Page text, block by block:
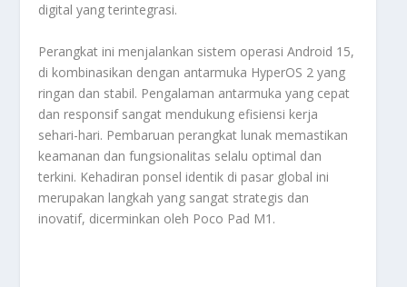
digital yang terintegrasi.
Perangkat ini menjalankan sistem operasi Android 15,
di kombinasikan dengan antarmuka HyperOS 2 yang
ringan dan stabil. Pengalaman antarmuka yang cepat
dan responsif sangat mendukung efisiensi kerja
sehari-hari. Pembaruan perangkat lunak memastikan
keamanan dan fungsionalitas selalu optimal dan
terkini. Kehadiran ponsel identik di pasar global ini
merupakan langkah yang sangat strategis dan
inovatif, dicerminkan oleh Poco Pad M1 .